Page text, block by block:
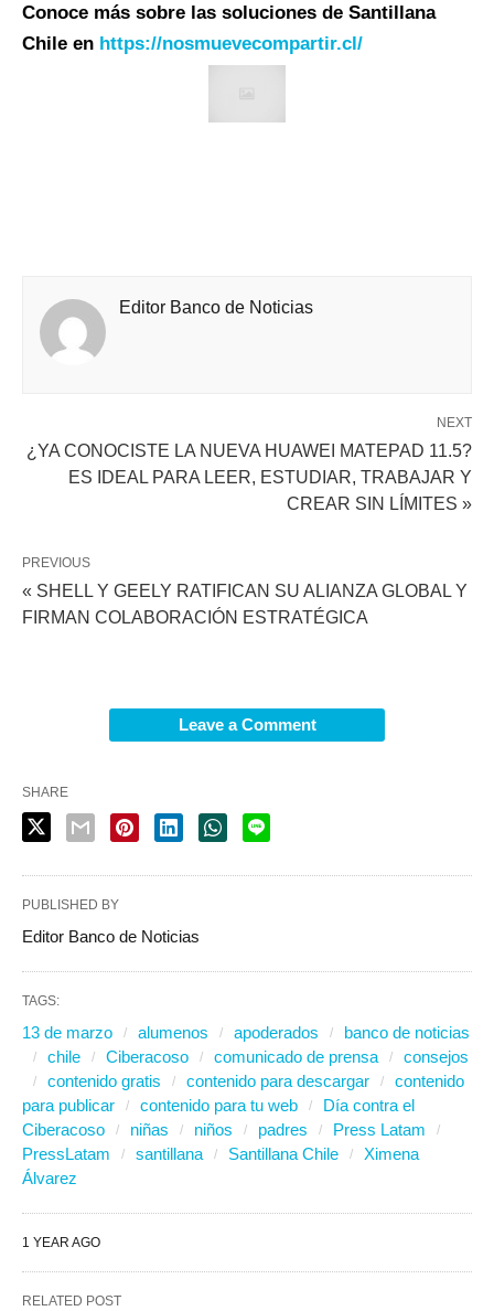
Conoce más sobre las soluciones de Santillana
Chile en https://nosmuevecompartir.cl/
Editor Banco de Noticias
NEXT
¿YA CONOCISTE LA NUEVA HUAWEI MATEPAD 11.5?
ES IDEAL PARA LEER, ESTUDIAR, TRABAJAR Y
CREAR SIN LÍMITES »
PREVIOUS
« SHELL Y GEELY RATIFICAN SU ALIANZA GLOBAL Y
FIRMAN COLABORACIÓN ESTRATÉGICA
Leave a Comment
SHARE
PUBLISHED BY
Editor Banco de Noticias
TAGS:
13 de marzo alumenos apoderados
banco de noticias
chile
Ciberacoso comunicado de prensa
consejos
contenido gratis
contenido para descargar
contenido
para publicar
contenido para tu web
Día contra el
Ciberacoso
niñas niños padres
Press Latam
PressLatam
santillana Santillana Chile
Ximena
Álvarez
1 YEAR AGO
RELATED POST